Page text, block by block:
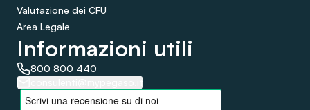
Valutazione dei CFU
Area Legale
Informazioni utili
800 800 440
consulenti@mypegaso.it